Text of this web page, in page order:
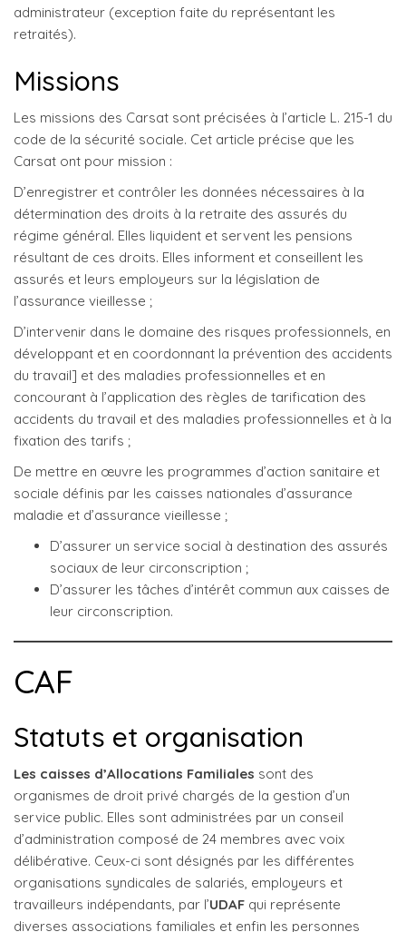
administrateur (exception faite du représentant les
retraités).
Missions
Les missions des Carsat sont précisées à l’article L. 215-1 du
code de la sécurité sociale. Cet article précise que les
Carsat ont pour mission :
D’enregistrer et contrôler les données nécessaires à la
détermination des droits à la retraite des assurés du
régime général. Elles liquident et servent les pensions
résultant de ces droits. Elles informent et conseillent les
assurés et leurs employeurs sur la législation de
l’assurance vieillesse ;
D’intervenir dans le domaine des risques professionnels, en
développant et en coordonnant la prévention des accidents
du travail] et des maladies professionnelles et en
concourant à l’application des règles de tarification des
accidents du travail et des maladies professionnelles et à la
fixation des tarifs ;
De mettre en œuvre les programmes d’action sanitaire et
sociale définis par les caisses nationales d’assurance
maladie et d’assurance vieillesse ;
D’assurer un service social à destination des assurés
sociaux de leur circonscription ;
D’assurer les tâches d’intérêt commun aux caisses de
leur circonscription.
CAF
Statuts et organisation
Les caisses d’Allocations Familiales sont des
organismes de droit privé chargés de la gestion d’un
service public. Elles sont administrées par un conseil
d’administration composé de 24 membres avec voix
délibérative. Ceux-ci sont désignés par les différentes
organisations syndicales de salariés, employeurs et
travailleurs indépendants, par l’UDAF qui représente
diverses associations familiales et enfin les personnes